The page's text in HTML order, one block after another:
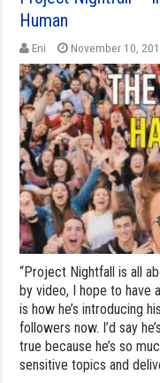
Human
Eni November 10,
“Project Nightfall is all
by video, I hope to have
is how he’s introducing
followers now. I’d say
true because he’s so
sensitive topics and